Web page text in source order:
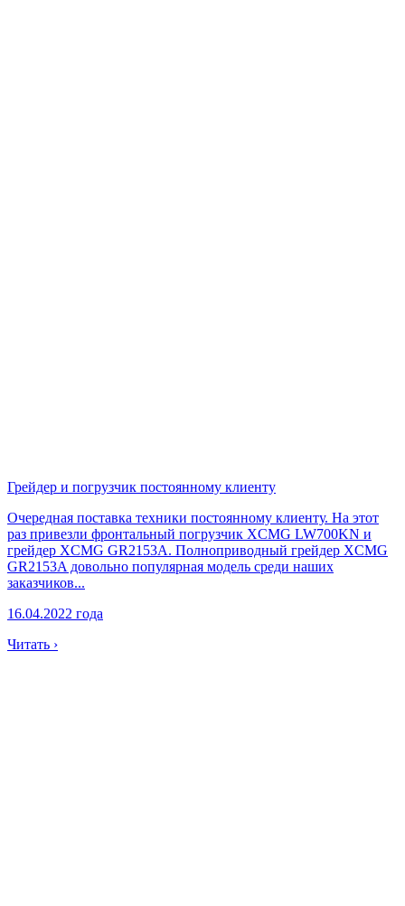
Грейдер и погрузчик постоянному клиенту
Очередная поставка техники постоянному клиенту. На этот
раз привезли фронтальный погрузчик XCMG LW700KN и
грейдер XCMG GR2153A. Полноприводный грейдер XCMG
GR2153A довольно популярная модель среди наших
заказчиков...
16.04.2022 года
Читать ›